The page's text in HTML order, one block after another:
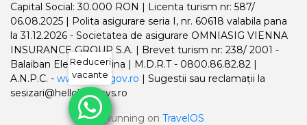
Capital Social: 30.000 RON | Licenta turism nr: 587/
06.08.2025 | Polita asigurare seria I, nr. 60618 valabila pana
la 31.12.2026 - Societatea de asigurare OMNIASIG VIENNA
INSURANCE GROUP S.A. | Brevet turism nr: 238/ 2001 -
Balaiban Elena Madalina | M.D.R.T - 0800.86.82.82 |
A.N.P.C. - www.anpc.gov.ro | Sugestii sau reclamații la
sesizari@helloholidays.ro
Running on TravelOS
Reduceri
vacante